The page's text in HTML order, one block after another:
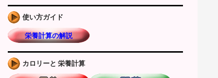
使い方ガイド
栄養計算の解説
カロリーと 栄養計算